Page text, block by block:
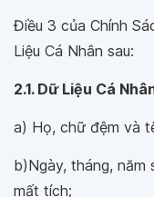
Điều 3 của Chính
Liệu Cá Nhân sau:
2.1. Dữ Liệu Cá
a) Họ, chữ đệm và
b)Ngày, tháng, năm
mất tích;